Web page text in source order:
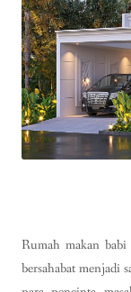
Rumah makan babi
bersahabat menjadi